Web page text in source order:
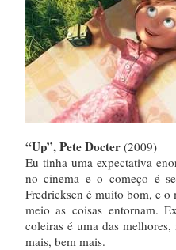
“Up”, Pete Docter(2009)
Eu tinha uma expectativa
no cinema e o começo é
Fredricksen é muito bom, e
meio as coisas entornam.
coleiras é uma das
mais, bem mais.